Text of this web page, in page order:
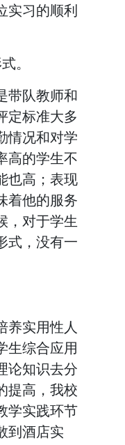
实习的顺利
。
带队教师和
定标准大多
情况和对学
高的学生不
也高；表现
着他的服务
，对于学生
式，没有一
养实用性人
生综合应用
论知识去分
提高，我校
学实践环节
到酒店实